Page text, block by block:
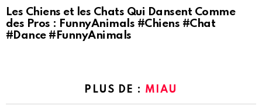
Les Chiens et les Chats Qui Dansent Comme
des Pros : FunnyAnimals #Chiens #Chat
#Dance #FunnyAnimals
PLUS DE : MIAU